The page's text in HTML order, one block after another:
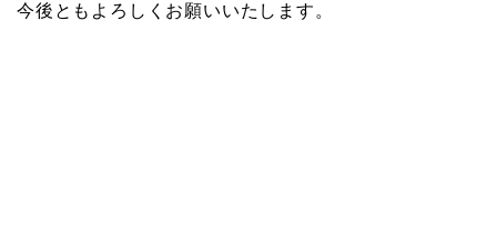
今後ともよろしくお願いいたします。